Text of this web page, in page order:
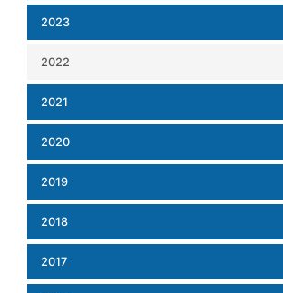
2023
2022
2021
2020
2019
2018
2017